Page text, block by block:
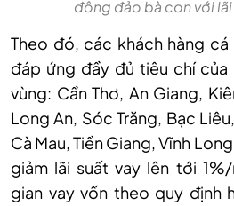
đông đảo bà con với lãi
Theo đó, các khách hàng cá
đáp ứng đầy đủ tiêu chí
vùng: Cần Thơ, An Giang,
Long An, Sóc Trăng, Bạc
Cà Mau, Tiền Giang, Vĩnh
giảm lãi suất vay lên tới
gian vay vốn theo quy định